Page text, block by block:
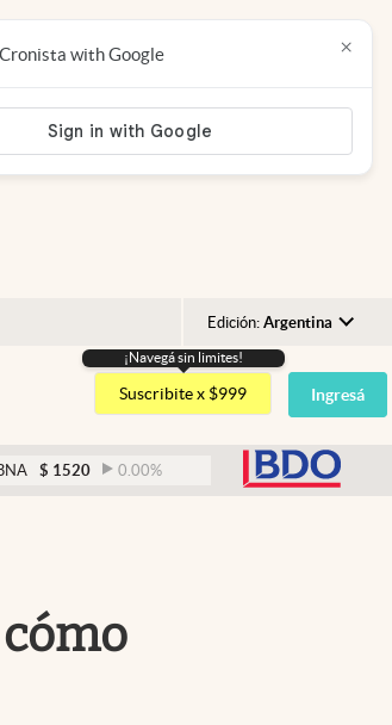
Edición: Argentina
Argentina
España
USA
¡Navegá sin limites!
Suscribite x $999 Ingresá
0.00% DÓLAR BLUE $ 1525
with Google ×